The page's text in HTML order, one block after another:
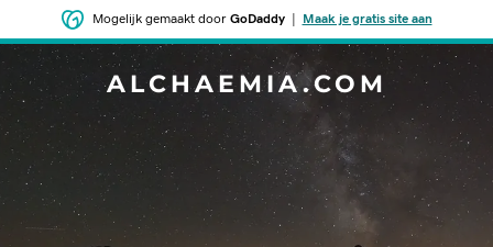
Mogelijk gemaakt door GoDaddy| Maak je gratis site aan
ALCHAEMIA.COM